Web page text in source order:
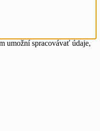
umožní spracovávať údaje,